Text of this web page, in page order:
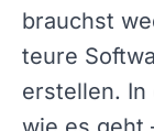
brauchst
teure
erstellen. In